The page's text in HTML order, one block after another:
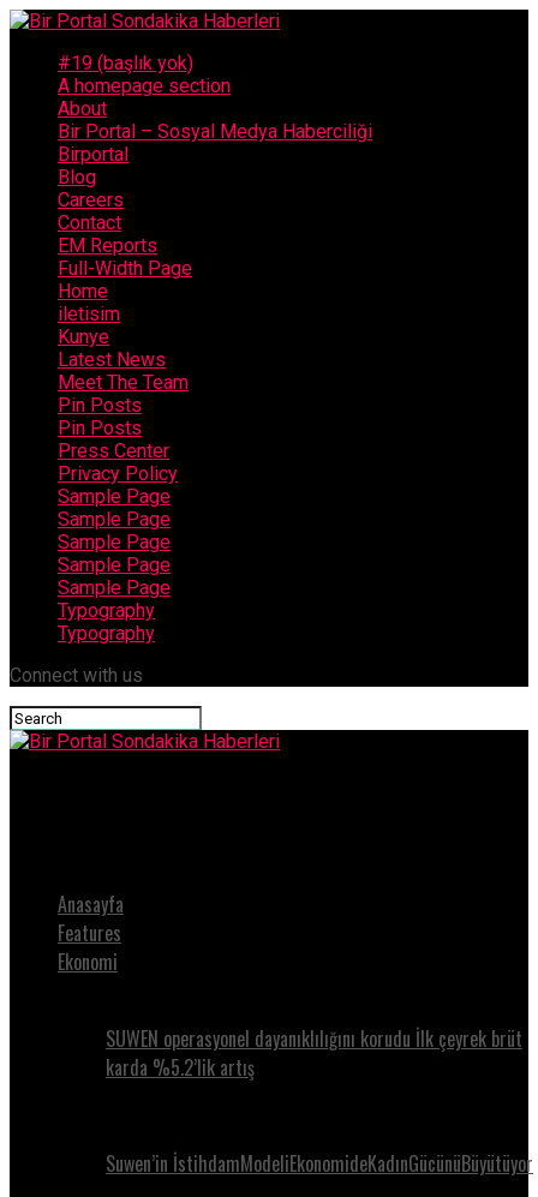
#19 (başlık yok)
A homepage section
About
Bir Portal – Sosyal Medya Haberciliği
Birportal
Blog
Careers
Contact
EM Reports
Full-Width Page
Home
iletisim
Kunye
Latest News
Meet The Team
Pin Posts
Pin Posts
Press Center
Privacy Policy
Sample Page
Sample Page
Sample Page
Sample Page
Sample Page
Typography
Typography
Connect with us
Anasayfa
Features
Ekonomi
SUWEN operasyonel dayanıklılığını korudu İlk çeyrek brüt
karda %5.2’lik artış
Suwen’in İstihdamModeliEkonomideKadınGücünüBüyütüyor